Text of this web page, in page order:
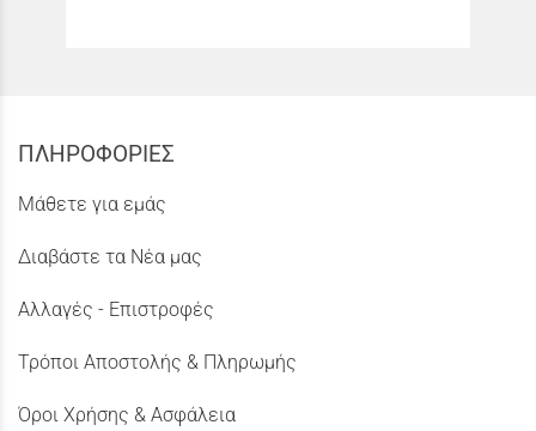
ΠΛΗΡΟΦΟΡΙΕΣ
Μάθετε για εμάς
Διαβάστε τα Νέα μας
Αλλαγές - Επιστροφές
Τρόποι Αποστολής & Πληρωμής
Όροι Χρήσης & Ασφάλεια